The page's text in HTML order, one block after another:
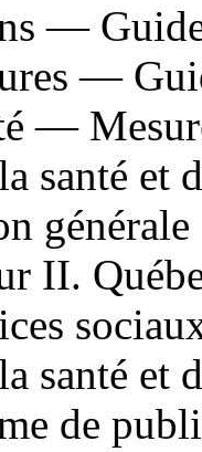
—
—
—
santé et
II.
santé et
de